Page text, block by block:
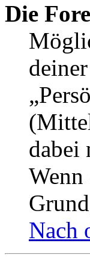
Die
dabei
Nach